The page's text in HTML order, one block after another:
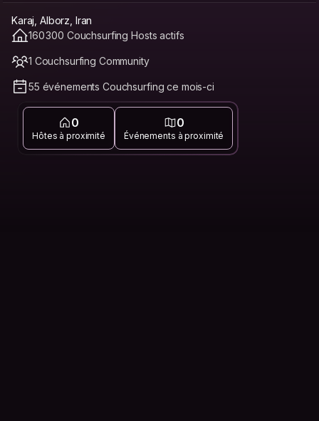
Karaj, Alborz, Iran
160 300 Couchsurfing Hosts actifs
1 Couchsurfing Community
55 événements Couchsurfing ce mois-ci
0
Hôtes à proximité
0
Événements à proximité